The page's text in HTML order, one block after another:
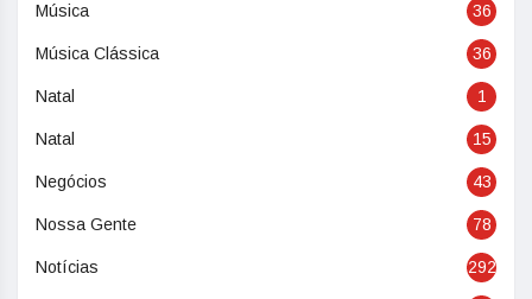
Música 36
Música Clássica 36
Natal 1
Natal 15
Negócios 43
Nossa Gente 78
Notícias 292